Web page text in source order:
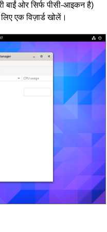
बाईं ओर सिर्फ पीसी-आइकन है)
एक विज़ार्ड खोलें।